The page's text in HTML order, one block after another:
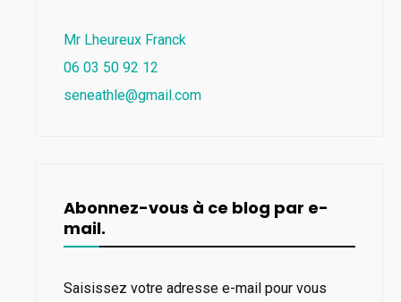
Mr Lheureux Franck
06 03 50 92 12
seneathle@gmail.com
Abonnez-vous à ce blog par e-
mail.
Saisissez votre adresse e-mail pour vous